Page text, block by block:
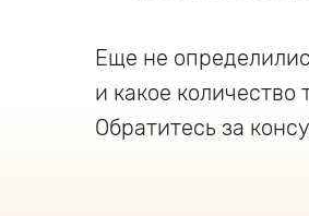
Еще не
и какое количество
Обратитесь за